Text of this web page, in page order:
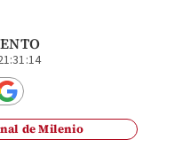
de Milenio